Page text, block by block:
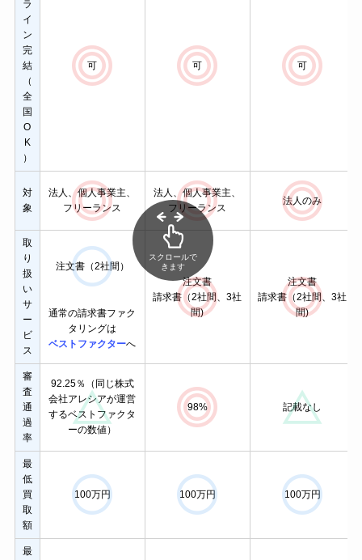
ラ
イ
ン
完
結
（
全
国
O
K
）
可 可 可
対
象
法人、個人事業主、
フリーランス
法人、個人事業主、
フリーランス
法人のみ
取
り
扱
い
サ
ー
ビ
ス
注文書（2社間）
通常の請求書ファク
タリングは
ベストファクターへ
注文書
請求書（2社間、3社
間)
注文書
請求書（2社間、3社
間)
審
査
通
過
率
92.25％（同じ株式
会社アレシアが運営
するベストファクタ
ーの数値）
98% 記載なし
最
低
買
取
額
100万円 100万円 100万円
最
スクロールで
きます